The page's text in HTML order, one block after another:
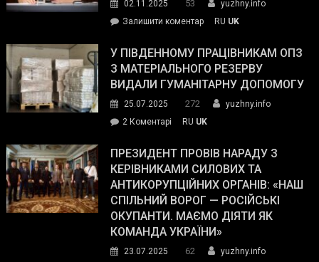
02.11.2025 53
yuzhny.info
Залишити коментарon
завойовує
симпатії
виборців
The
Street
Journal.
RU UK
У ПІВДЕННОМУ ПРАЦІВНИКАМ ОПЗ
З МАТЕРІАЛЬНОГО РЕЗЕРВУ
ВИДАЛИ ГУМАНІТАРНУ ДОПОМОГУ
25.07.2025 272
yuzhny.info
2 Коментарі
Південному
працівникам
ОПЗ
з
матеріального
резерву
гуманітарну
RU UK
ПРЕЗИДЕНТ ПРОВІВ НАРАДУ З
КЕРІВНИКАМИ СИЛОВИХ ТА
АНТИКОРУПЦІЙНИХ ОРГАНІВ: «НАШ
СПІЛЬНИЙ ВОРОГ — РОСІЙСЬКІ
ОКУПАНТИ. МАЄМО ДІЯТИ ЯК
КОМАНДА УКРАЇНИ»
23.07.2025 62
yuzhny.info